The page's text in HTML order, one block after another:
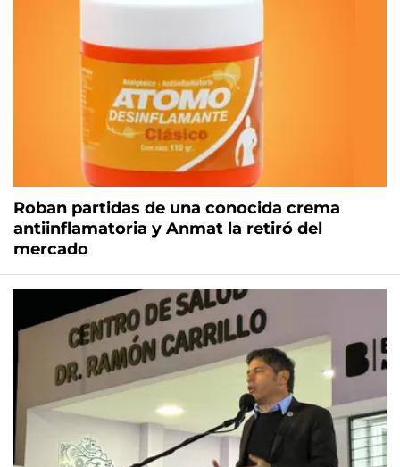
Roban partidas de una conocida crema
antiinflamatoria y Anmat la retiró del
mercado